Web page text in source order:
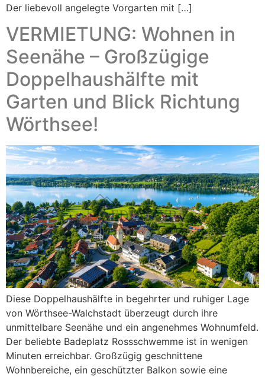
Der liebevoll angelegte Vorgarten mit […]
VERMIETUNG: Wohnen in
Seenähe – Großzügige
Doppelhaushälfte mit
Garten und Blick Richtung
Wörthsee!
Diese Doppelhaushälfte in begehrter und ruhiger Lage
von Wörthsee-Walchstadt überzeugt durch ihre
unmittelbare Seenähe und ein angenehmes Wohnumfeld.
Der beliebte Badeplatz Rossschwemme ist in wenigen
Minuten erreichbar. Großzügig geschnittene
Wohnbereiche, ein geschützter Balkon sowie eine